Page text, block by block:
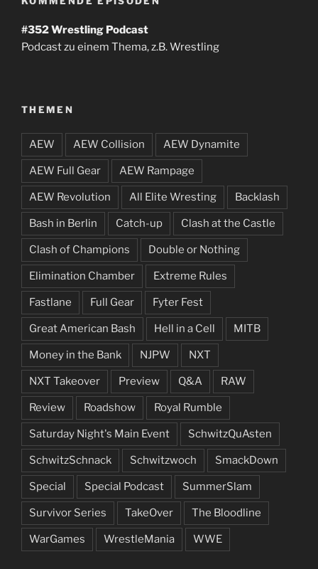
#352Wrestling Podcast
Podcast zu einem Thema, z.B. Wrestling
THEMEN
AEW AEW Collision AEW Dynamite
AEW Full Gear AEW Rampage
AEW Revolution All Elite Wresting Backlash
Bash in Berlin Catch-up Clash at the Castle
Clash of Champions Double or Nothing
Elimination Chamber Extreme Rules
Fastlane Full Gear Fyter Fest
Great American Bash Hell in a Cell MITB
Money in the Bank NJPW NXT
NXT Takeover Preview Q&A RAW
Review Roadshow Royal Rumble
Saturday Night's Main Event SchwitzQuAsten
SchwitzSchnack Schwitzwoch SmackDown
Special Special Podcast SummerSlam
Survivor Series TakeOver The Bloodline
WarGames WrestleMania WWE